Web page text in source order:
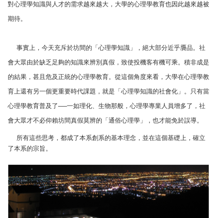
對心理學知識與人才的需求越來越大，大學的心理學教育也因此越來越被
期待。
事實上，今天充斥於坊間的「心理學知識」，絕大部分近乎贗品。社
會大眾由於缺乏足夠的知識來辨別真假，致使投機客有機可乘。積非成是
的結果，甚且危及正統的心理學教育。從這個角度來看，大學在心理學教
育上還有另一個更重要時代課題，就是「心理學知識的社會化」。只有當
心理學教育普及了──一如理化、生物那般，心理學專業人員增多了，社
會大眾才不必仰賴坊間真假莫辨的「通俗心理學」，也才能免於誤導。
所有這些思考，都成了本系創系的基本理念，並在這個基礎上，確立
了本系的宗旨。